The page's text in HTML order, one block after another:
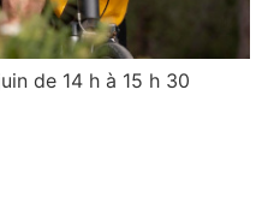
de 14 h à 15 h 30